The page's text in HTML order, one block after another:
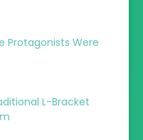
Protagonists Were
L-Bracket